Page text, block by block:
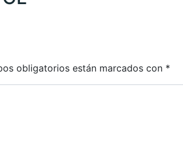
obligatorios están marcados con *